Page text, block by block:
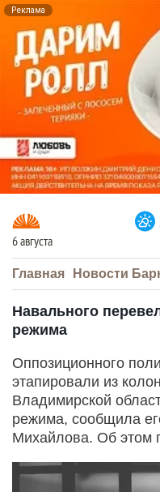
Реклама
6 августа
Главная Новости
Навального
режима
Оппозиционного
этапировали из
Владимирской
режима, сообщила
Михайлова. Об этом